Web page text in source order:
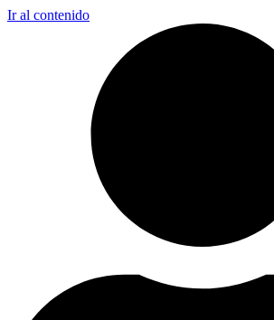
Ir al contenido